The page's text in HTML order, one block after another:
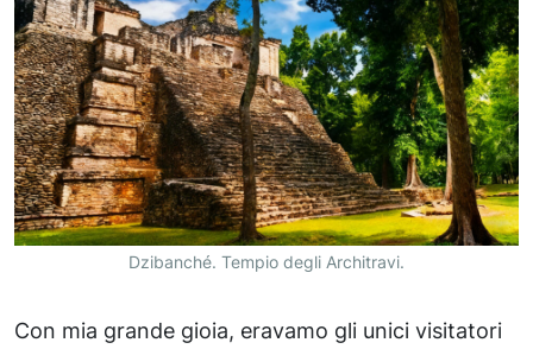
Dzibanché. Tempio degli Architravi.
Con mia grande gioia, eravamo gli unici visitatori